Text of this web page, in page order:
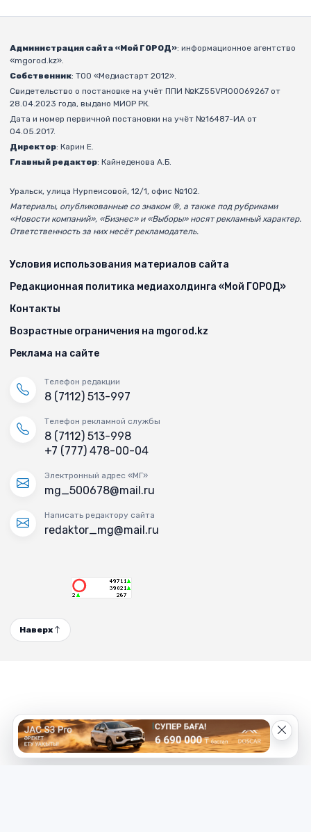
Администрация сайта «Мой ГОРОД»: информационное агентство
«mgorod.kz».
Собственник: ТОО «Медиастарт 2012».
Свидетельство о постановке на учёт ППИ №KZ55VPI00069267 от
28.04.2023 года, выдано МИОР РК.
Дата и номер первичной постановки на учёт №16487-ИА от
04.05.2017.
Директор: Карин Е.
Главный редактор: Кайнеденова А.Б.
Уральск, улица Нурпеисовой, 12/1, офис №102.
Материалы, опубликованные со знаком ®, а также под рубриками
«Новости компаний», «Бизнес» и «Выборы» носят рекламный характер.
Ответственность за них несёт рекламодатель.
Условия использования материалов сайта
Редакционная политика медиахолдинга «Мой ГОРОД»
Контакты
Возрастные ограничения на mgorod.kz
Реклама на сайте
Телефон редакции
8 (7112) 513-997
Телефон рекламной службы
8 (7112) 513-998
+7 (777) 478-00-04
Электронный адрес «МГ»
mg_500678@mail.ru
Написать редактору сайта
redaktor_mg@mail.ru
Наверх